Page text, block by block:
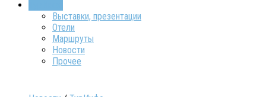
Выставки, презентации
Отели
Маршруты
Новости
Прочее